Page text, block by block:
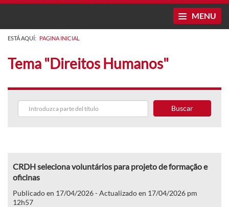
MENU
ESTÁ AQUÍ: PAGINA INICIAL
Tema "Direitos Humanos"
Buscar
CRDH seleciona voluntários para projeto de formação e
oficinas
Publicado en 17/04/2026 - Actualizado en 17/04/2026 pm
12h57